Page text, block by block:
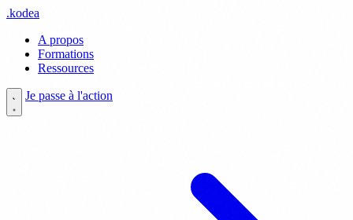
.kodea
A propos
Formations
Ressources
Je passe à l'action